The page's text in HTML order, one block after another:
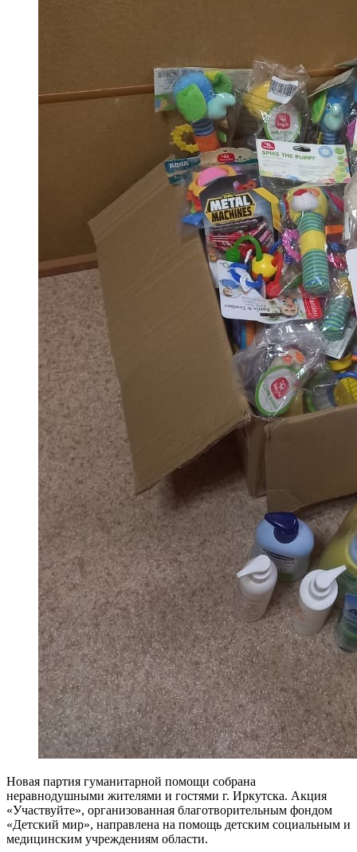
Новая партия гуманитарной помощи собрана
неравнодушными жителями и гостями г. Иркутска. Акция
«Участвуйте», организованная благотворительным фондом
«Детский мир», направлена на помощь детским социальным и
медицинским учреждениям области.